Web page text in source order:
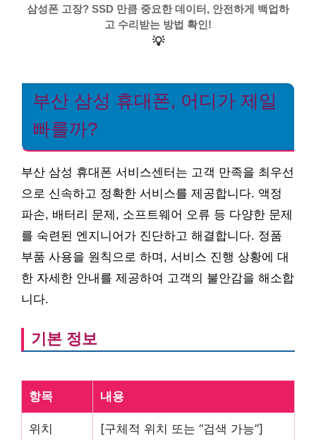
삼성폰 고장? SSD 만큼 중요한 데이터, 안전하게 백업하
고 수리받는 방법 확인!
💡
부산 삼성 휴대폰, 어디가 제일
빠를까?
부산 삼성 휴대폰 서비스센터는 고객 만족을 최우선
으로 신속하고 정확한 서비스를 제공합니다. 액정
파손, 배터리 문제, 소프트웨어 오류 등 다양한 문제
를 숙련된 엔지니어가 진단하고 해결합니다. 정품
부품 사용을 원칙으로 하며, 서비스 진행 상황에 대
한 자세한 안내를 제공하여 고객의 불안감을 해소합
니다.
기본 정보
항목 내용
위치 [구체적 위치 또는 “검색 가능”]